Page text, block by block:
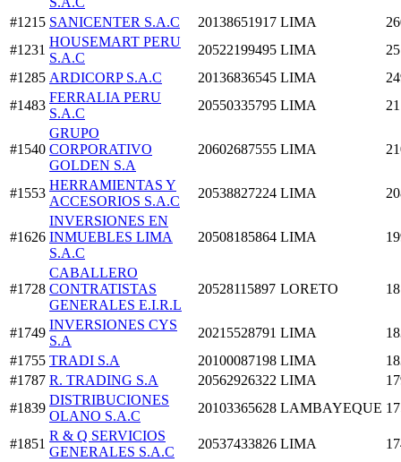
#1215 SANICENTER S.A.C 20138651917 LIMA
#1231
HOUSEMART PERU
S.A.C
20522199495 LIMA
#1285 ARDICORP S.A.C 20136836545 LIMA
#1483
FERRALIA PERU
S.A.C
20550335795 LIMA
#1540
GRUPO
CORPORATIVO
GOLDEN S.A
20602687555 LIMA
#1553
HERRAMIENTAS Y
ACCESORIOS S.A.C
20538827224 LIMA
#1626
INVERSIONES EN
INMUEBLES LIMA
S.A.C
20508185864 LIMA
#1728
CABALLERO
CONTRATISTAS
GENERALES E.I.R.L
20528115897 LORETO
#1749
INVERSIONES CYS
S.A
20215528791 LIMA
#1755 TRADI S.A 20100087198 LIMA
#1787 R. TRADING S.A 20562926322 LIMA
#1839
DISTRIBUCIONES
OLANO S.A.C
20103365628 LAMBAYEQUE
#1851
R & Q SERVICIOS
GENERALES S.A.C
20537433826 LIMA